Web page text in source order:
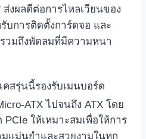
งผลดีต่อการไหลเวียนของ
บการติดตั้งการ์ดจอ และ
วมถึงพัดลมที่มีความหนา
สรุ่นนี้รองรับเมนบอร์ด
ATX ไปจนถึง ATX โดย
ให้เหมาะสมเพื่อให้การ
แม่นยำและสวยงามในทุก